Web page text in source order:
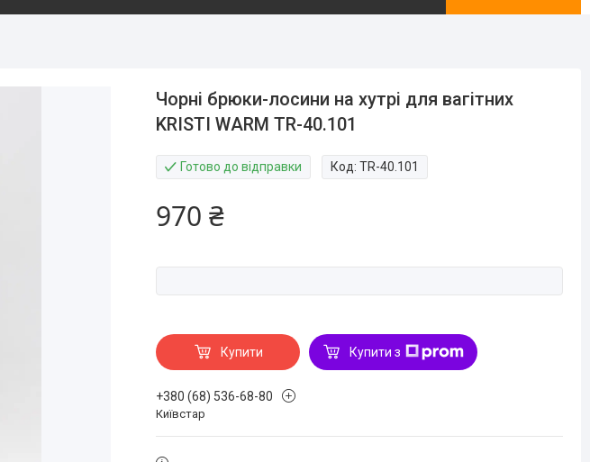
Чорні брюки-лосини на хутрі для вагітних
KRISTI WARM TR-40.101
Готово до відправки Код:TR-40.101
970 ₴
Купити Купити з
+380 (68) 536-68-80
Київстар